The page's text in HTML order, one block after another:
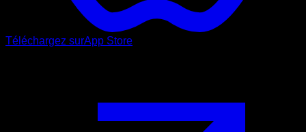
Téléchargez surApp Store